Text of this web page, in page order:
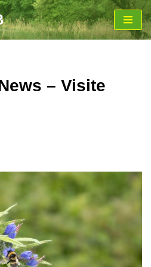
– Visite